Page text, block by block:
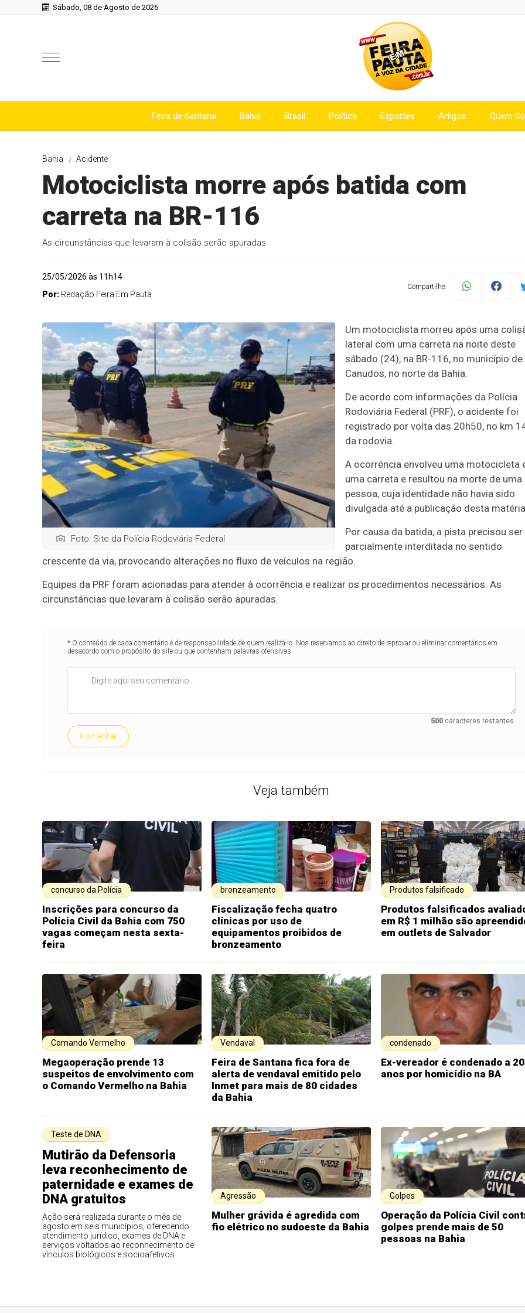
Sábado, 08 de Agosto de 2026
Feira de Santana Bahia Brasil Política Esportes Artigos Quem
Bahia Acidente
Motociclista morre após batida com
carreta na BR-116
As circunstâncias que levaram à colisão serão apuradas
25/05/2026 às 11h14
Por: Redação Feira Em Pauta
Compartilhe:
Foto: Site da Polícia Rodoviária Federal
Um motociclista morreu após uma
lateral com uma carreta na noite deste
sábado (24), na BR-116, no município de
Canudos, no norte da Bahia.
De acordo com informações da Polícia
Rodoviária Federal (PRF), o acidente foi
registrado por volta das 20h50, no km
da rodovia.
A ocorrência envolveu uma motocicleta
uma carreta e resultou na morte de uma
pessoa, cuja identidade não havia sido
divulgada até a publicação desta
Por causa da batida, a pista precisou ser
parcialmente interditada no sentido
crescente da via, provocando alterações no fluxo de veículos na região.
Equipes da PRF foram acionadas para atender à ocorrência e realizar os procedimentos necessários. As
circunstâncias que levaram à colisão serão apuradas.
* O conteúdo de cada comentário é de responsabilidade de quem realizá-lo. Nos reservamos ao direito de reprovar ou eliminar comentários em
desacordo com o propósito do site ou que contenham palavras ofensivas.
500caracteres restantes.
Comentar
Veja também
concurso da Polícia
Inscrições para concurso da
Polícia Civil da Bahia com 750
vagas começam nesta sexta-
feira
bronzeamento
Fiscalização fecha quatro
clínicas por uso de
equipamentos proibidos de
bronzeamento
Produtos falsificado
Produtos falsificados
em R$ 1 milhão são
em outlets de Salvador
Comando Vermelho
Megaoperação prende 13
suspeitos de envolvimento com
o Comando Vermelho na Bahia
Vendaval
Feira de Santana fica fora de
alerta de vendaval emitido pelo
Inmet para mais de 80 cidades
da Bahia
condenado
Ex-vereador é condenado a 20
anos por homicídio na BA
Teste de DNA
Mutirão da Defensoria
leva reconhecimento de
paternidade e exames de
DNA gratuitos
Ação será realizada durante o mês de
agosto em seis municípios, oferecendo
atendimento jurídico, exames de DNA e
serviços voltados ao reconhecimento de
vínculos biológicos e socioafetivos
Agressão
Mulher grávida é agredida com
fio elétrico no sudoeste da Bahia
Golpes
Operação da Polícia Civil
golpes prende mais de 50
pessoas na Bahia